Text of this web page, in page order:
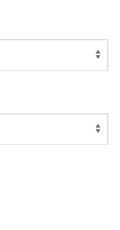
€